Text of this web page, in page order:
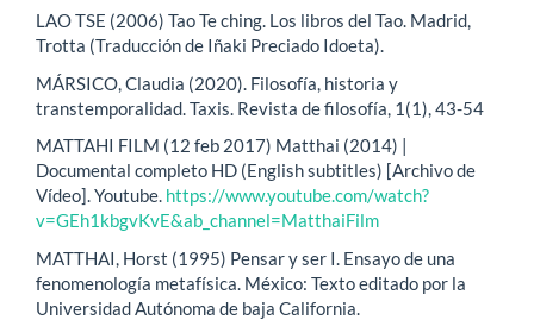
LAO TSE (2006) Tao Te ching. Los libros del Tao. Madrid,
Trotta (Traducción de Iñaki Preciado Idoeta).
MÁRSICO, Claudia (2020). Filosofía, historia y
transtemporalidad. Taxis. Revista de filosofía, 1(1), 43-54
MATTAHI FILM (12 feb 2017) Matthai (2014) |
Documental completo HD (English subtitles) [Archivo de
Vídeo]. Youtube. https://www.youtube.com/watch?
v=GEh1kbgvKvE&ab_channel=MatthaiFilm
MATTHAI, Horst (1995) Pensar y ser I. Ensayo de una
fenomenología metafísica. México: Texto editado por la
Universidad Autónoma de baja California.